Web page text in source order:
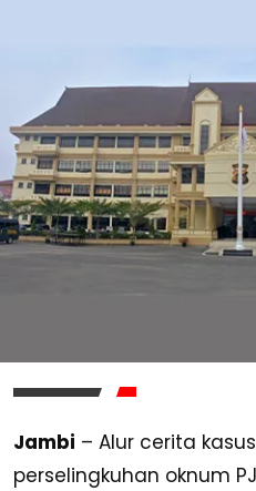
Jambi – Alur cerita
perselingkuhan oknum